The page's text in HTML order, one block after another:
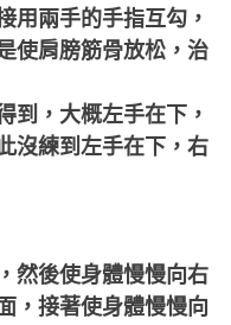
用兩手的手指互勾，
使肩膀筋骨放松，治
到，大概左手在下，
沒練到左手在下，右
然後使身體慢慢向右
，接著使身體慢慢向